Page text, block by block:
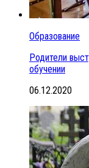
Образование
Родители
обучении
06.12.2020